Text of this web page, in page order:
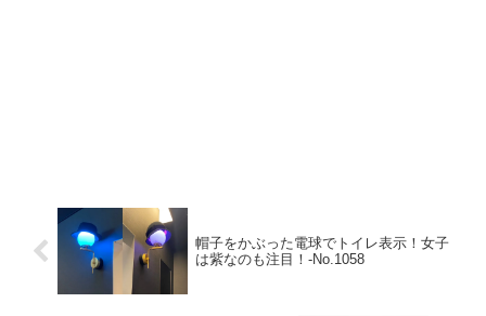
帽子をかぶった電球でトイレ表示！女子
は紫なのも注目！‐No.1058